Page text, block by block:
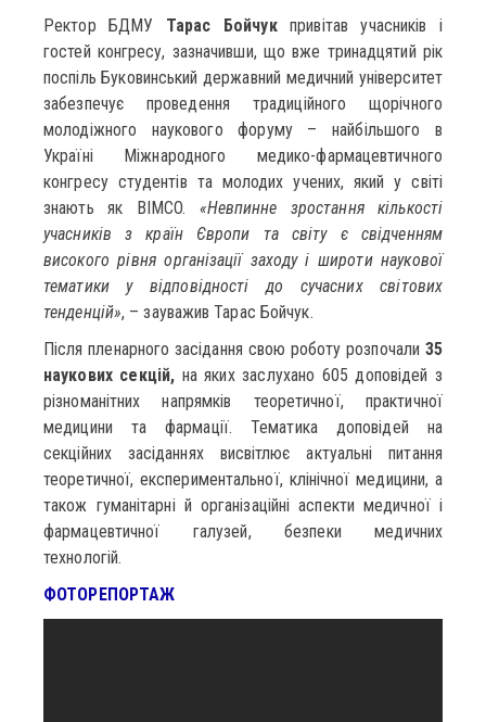
Ректор БДМУ Тарас Бойчукпривітав учасників і
гостей конгресу, зазначивши, що вже тринадцятий рік
поспіль Буковинський державний медичний університет
забезпечує проведення традиційного щорічного
молодіжного наукового форуму – найбільшого в
Україні Міжнародного медико-фармацевтичного
конгресу студентів та молодих учених, який у світі
знають як BIMCO. «Невпинне зростання кількості
учасників з країн Європи та світу є свідченням
високого рівня організації заходу і широти наукової
тематики у відповідності до сучасних світових
тенденцій», – зауважив Тарас Бойчук.
Після пленарного засідання свою роботу розпочали 35
наукових секцій, на яких заслухано 605 доповідей з
різноманітних напрямків теоретичної, практичної
медицини та фармації. Тематика доповідей на
секційних засіданнях висвітлює актуальні питання
теоретичної, експериментальної, клінічної медицини, а
також гуманітарні й організаційні аспекти медичної і
фармацевтичної галузей, безпеки медичних
технологій.
ФОТОРЕПОРТАЖ